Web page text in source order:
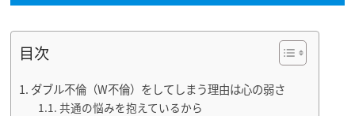
目次
ダブル不倫（W不倫）をしてしまう理由は心の弱さ
共通の悩みを抱えているから